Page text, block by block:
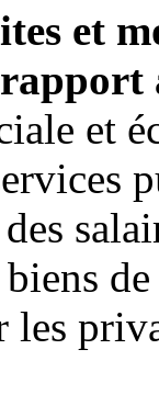
et
et
les